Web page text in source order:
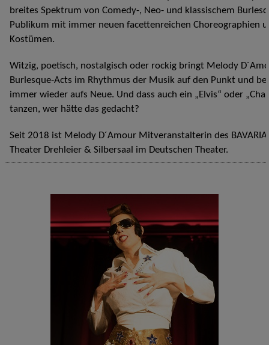
breites Spektrum von Comedy-, Neo- und klassischem
Publikum mit immer neuen facettenreichen Choreographien
Kostümen.
Witzig, poetisch, nostalgisch oder rockig bringt Melody
Burlesque-Acts im Rhythmus der Musik auf den Punkt und
immer wieder aufs Neue. Und dass auch ein „Elvis“ oder
tanzen, wer hätte das gedacht?
Seit 2018 ist Melody D´Amour Mitveranstalterin des BAVARIAN
Theater Drehleier & Silbersaal im Deutschen Theater.